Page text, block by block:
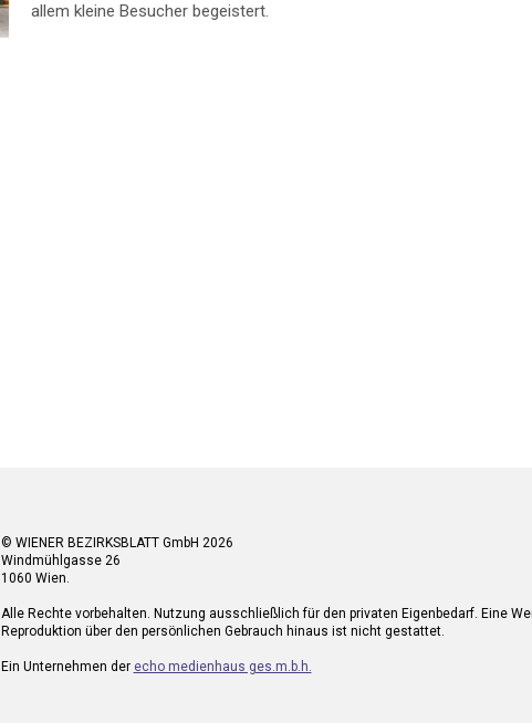
allem kleine Besucher begeistert.
© WIENER BEZIRKSBLATT GmbH 2026
Windmühlgasse 26
1060 Wien.
Alle Rechte vorbehalten. Nutzung ausschließlich für den privaten Eigenbedarf. Eine
Reproduktion über den persönlichen Gebrauch hinaus ist nicht gestattet.
Ein Unternehmen der echo medienhaus ges.m.b.h.